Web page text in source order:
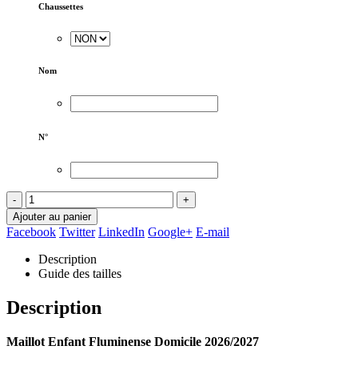
Chaussettes
Nom
N°
-
+
Ajouter au panier
Facebook Twitter LinkedIn Google+ E-mail
Description
Guide des tailles
Description
Maillot Enfant Fluminense Domicile 2026/2027